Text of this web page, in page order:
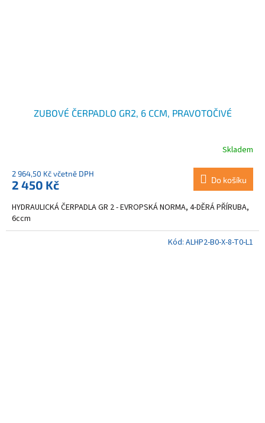
ZUBOVÉ ČERPADLO GR2, 6 CCM, PRAVOTOČIVÉ
Skladem
2 964,50 Kč včetně DPH
2 450 Kč Do košíku
HYDRAULICKÁ ČERPADLA GR 2 - EVROPSKÁ NORMA, 4-DĚRÁ PŘÍRUBA,
6ccm
Kód: ALHP2-B0-X-8-T0-L1